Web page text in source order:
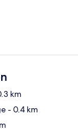
km
- 0.4 km